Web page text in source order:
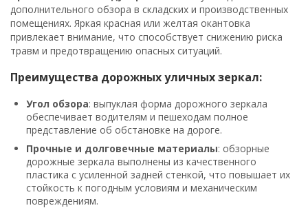
дополнительного обзора в складских и производственных
помещениях. Яркая красная или желтая окантовка
привлекает внимание, что способствует снижению риска
травм и предотвращению опасных ситуаций.
Преимущества дорожных уличных зеркал:
Угол обзора: выпуклая форма дорожного зеркала
обеспечивает водителям и пешеходам полное
представление об обстановке на дороге.
Прочные и долговечные материалы: обзорные
дорожные зеркала выполнены из качественного
пластика с усиленной задней стенкой, что повышает их
стойкость к погодным условиям и механическим
повреждениям.